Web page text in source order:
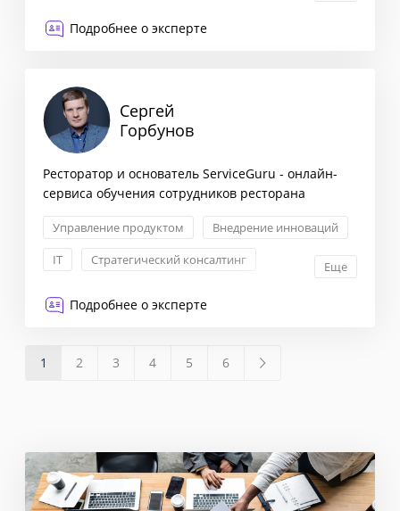
Подробнее о эксперте
Сергей
Горбунов
Ресторатор и основатель ServiceGuru - онлайн-
сервиса обучения сотрудников ресторана
Управление продуктом
Внедрение инноваций
IT
Стратегический консалтинг Еще
Подробнее о эксперте
1 2 3 4 5 6